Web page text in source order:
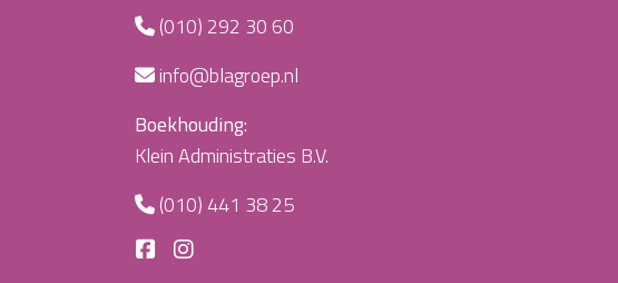
(010) 292 30 60
info@blagroep.nl
Boekhouding:
Klein Administraties B.V.
(010) 441 38 25